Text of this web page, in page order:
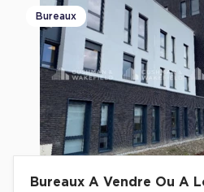
Bureaux
Bureaux A Vendre Ou A